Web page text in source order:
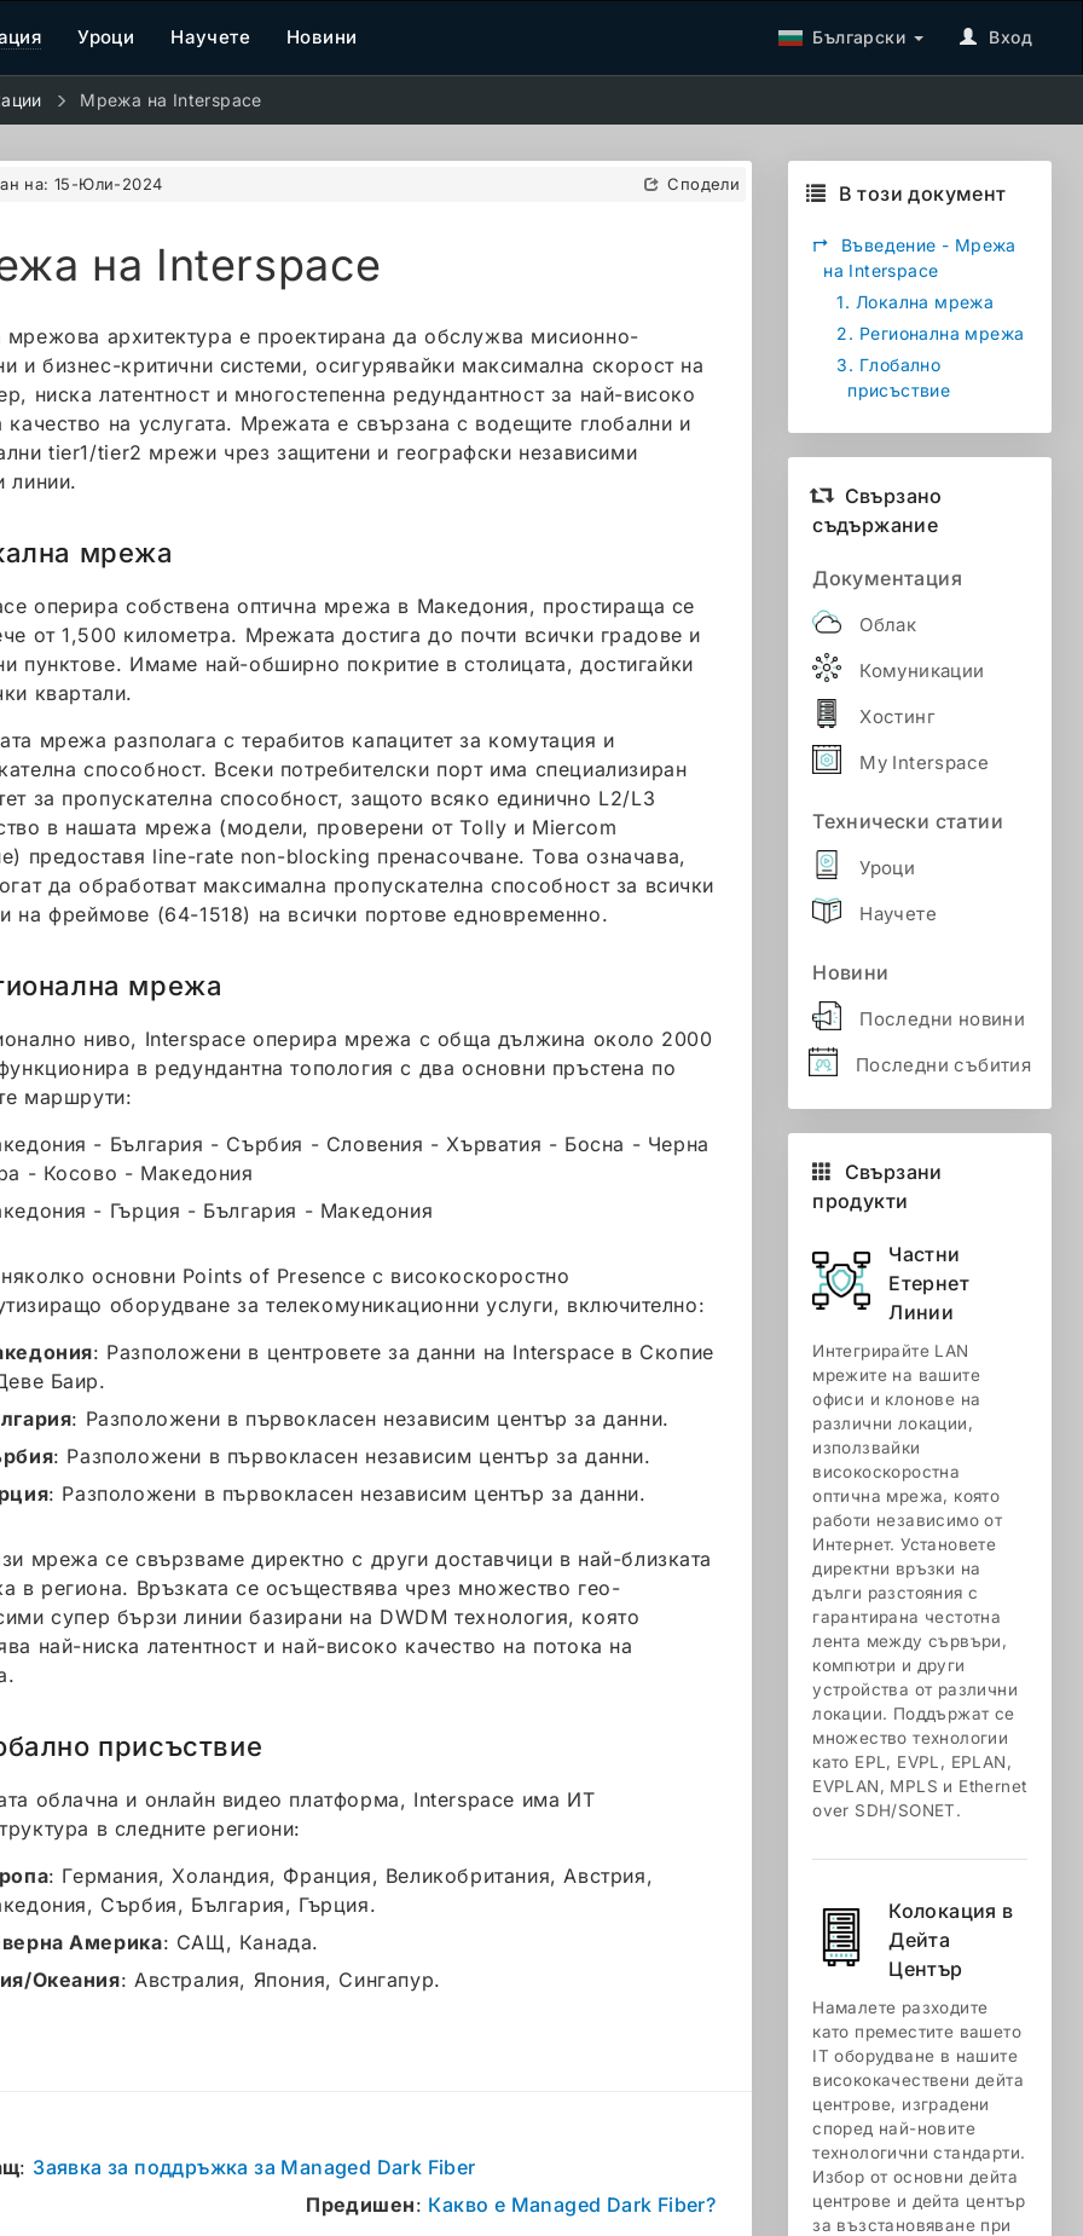
Уроци Научете Новини Български Вход
Мрежа на Interspace
на: 15-Юли-2024 Сподели
на Interspace
мрежова архитектура е проектирана да обслужва мисионно-
и бизнес-критични системи, осигурявайки максимална скорост на
ниска латентност и многостепенна редундантност за най-високо
качество на услугата. Мрежата е свързана с водещите глобални и
tier1/tier2 мрежи чрез защитени и географски независими
линии.
мрежа
оперира собствена оптична мрежа в Македония, простираща се
от 1,500 километра. Мрежата достига до почти всички градове и
пунктове. Имаме най-обширно покритие в столицата, достигайки
квартали.
мрежа разполага с терабитов капацитет за комутация и
способност. Всеки потребителски порт има специализиран
за пропускателна способност, защото всяко единично L2/L3
в нашата мрежа (модели, проверени от Tolly и Miercom
предоставя line-rate non-blocking пренасочване. Това означава,
да обработват максимална пропускателна способност за всички
на фреймове (64-1518) на всички портове едновременно.
мрежа
ниво, Interspace оперира мрежа с обща дължина около 2000
в редундантна топология с два основни пръстена по
маршрути:
- България - Сърбия - Словения - Хърватия - Босна - Черна
- Косово - Македония
- Гърция - България - Македония
основни Points of Presence с високоскоростно
оборудване за телекомуникационни услуги, включително:
: Разположени в центровете за данни на Interspace в Скопие
Баир.
: Разположени в първокласен независим център за данни.
: Разположени в първокласен независим център за данни.
: Разположени в първокласен независим център за данни.
мрежа се свързваме директно с други доставчици в най-близката
в региона. Връзката се осъществява чрез множество гео-
супер бързи линии базирани на DWDM технология, която
най-ниска латентност и най-високо качество на потока на
присъствие
облачна и онлайн видео платформа, Interspace има ИТ
в следните региони:
: Германия, Холандия, Франция, Великобритания, Австрия,
Сърбия, България, Гърция.
Америка: САЩ, Канада.
Океания: Австралия, Япония, Сингапур.
: Заявка за поддръжка за Managed Dark Fiber
Предишен: Какво е Managed Dark Fiber?
В този документ
↱
Въведение - Мрежа
на Interspace
1. Локална мрежа
2. Регионална мрежа
3. Глобално
присъствие
Свързано
съдържание
Документация
Облак
Комуникации
Хостинг
My Interspace
Технически статии
Уроци
Научете
Новини
Последни новини
Последни събития
Свързани
продукти
Частни
Етернет
Линии
Интегрирайте LAN
мрежите на вашите
офиси и клонове на
различни локации,
използвайки
високоскоростна
оптична мрежа, която
работи независимо от
Интернет. Установете
директни връзки на
дълги разстояния с
гарантирана честотна
лента между сървъри,
компютри и други
устройства от различни
локации. Поддържат се
множество технологии
като EPL, EVPL, EPLAN,
EVPLAN, MPLS и Ethernet
over SDH/SONET.
Колокация в
Дейта
Център
Намалете разходите
като преместите вашето
IT оборудване в нашите
висококачествени дейта
центрове, изградени
според най-новите
технологични стандарти.
Избор от основни дейта
центрове и дейта център
за възстановяване при